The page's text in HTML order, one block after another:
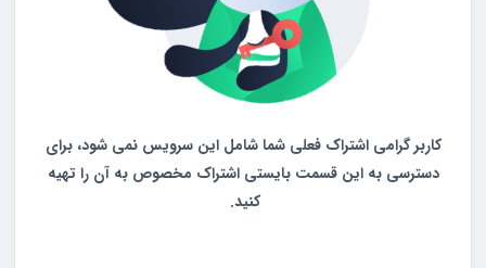
کاربر گرامی اشتراک فعلی شما شامل این سرویس نمی شود،برای
دسترسی به این قسمت بایستی اشتراک مخصوص به آن را تهیه
کنید.